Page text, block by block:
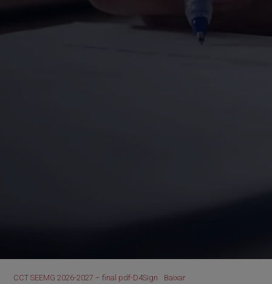
CCT SEEMG 2026-2027 – final pdf-D4Sign Baixar